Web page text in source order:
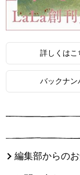
詳しくはこ
バックナン
編集部からの